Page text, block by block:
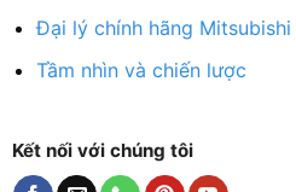
Đại lý chính hãng Mitsubishi
Tầm nhìn và chiến lược
Kết nối với chúng tôi